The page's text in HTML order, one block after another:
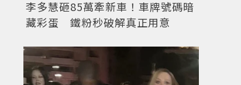
李多慧砸85萬牽新車！車牌號碼暗
藏彩蛋 鐵粉秒破解真正用意